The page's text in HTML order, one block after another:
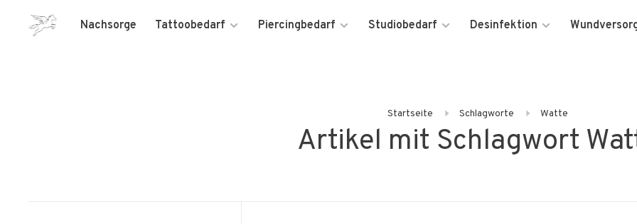
Nachsorge Tattoobedarf Piercingbedarf Studiobedarf Desinfektion
Startseite Schlagworte Watte
Artikel mit Schlagwort